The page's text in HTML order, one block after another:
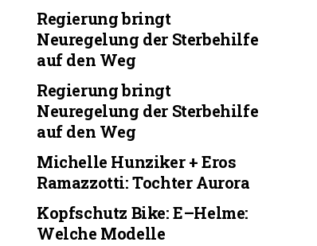
Regierung bringt
Neuregelung der Sterbehilfe
auf den Weg
Regierung bringt
Neuregelung der Sterbehilfe
auf den Weg
Michelle Hunziker + Eros
Ramazzotti: Tochter Aurora
Kopfschutz Bike: E–Helme:
Welche Modelle